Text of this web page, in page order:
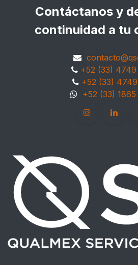
Contáctanos y
continuidad a tu
+52 (33)
+52 (33) 4749
+52 (33)